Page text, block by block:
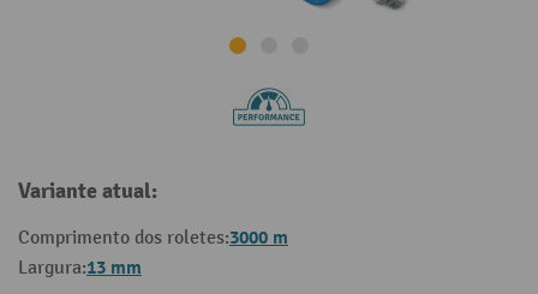
Variante atual:
Comprimento dos roletes:3000 m
Largura:13 mm